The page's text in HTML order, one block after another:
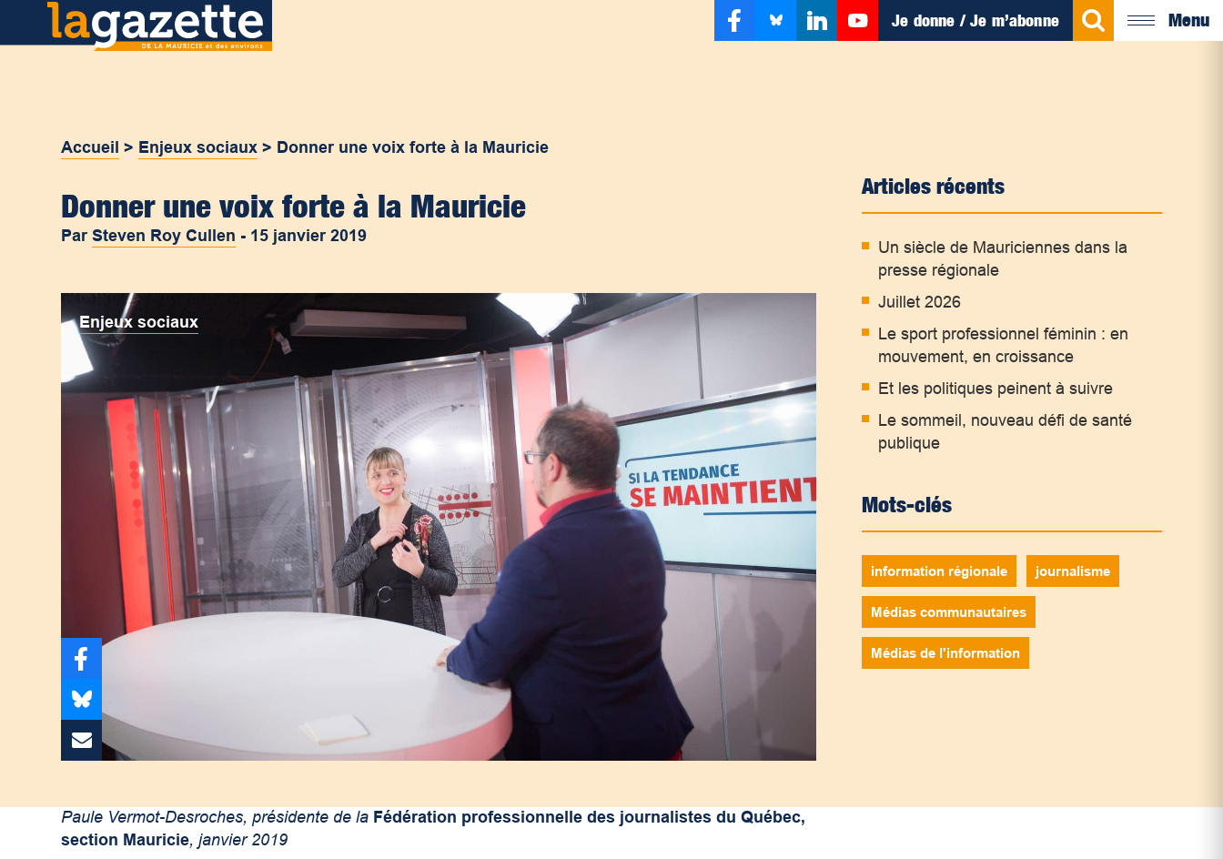
Je donne / Je m’abonne Menu
Accueil > Enjeux sociaux > Donner une voix forte à la Mauricie
Donner une voix forte à la Mauricie
ParSteven Roy Cullen - 15 janvier 2019
Enjeux sociaux
Paule Vermot-Desroches, présidente de la Fédération professionnelle des journalistes du Québec,
section Mauricie, janvier 2019
Articles récents
Un siècle de Mauriciennes dans la
presse régionale
Juillet 2026
Le sport professionnel féminin : en
mouvement, en croissance
Et les politiques peinent à suivre
Le sommeil, nouveau défi de santé
publique
Mots-clés
information régionale journalisme
Médias communautaires
Médias de l'information